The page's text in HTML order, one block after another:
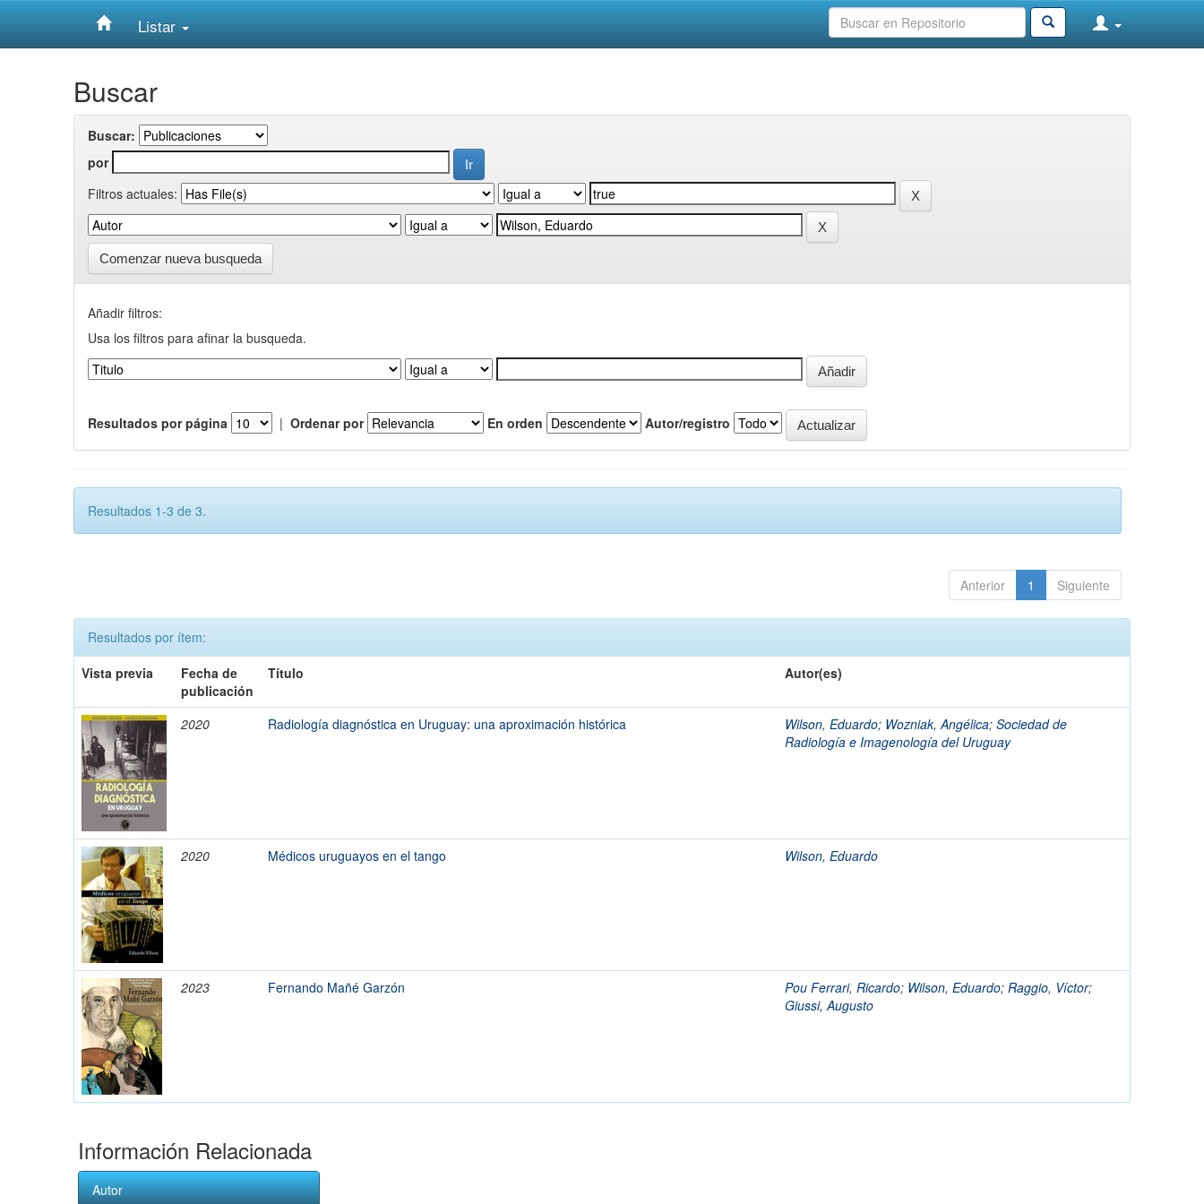
Listar
Buscar
Buscar:
por
Filtros actuales:
Comenzar nueva busqueda
Añadir filtros:
Usa los filtros para afinar la busqueda.
Resultados por página | Ordenar por En orden Autor/registro
Resultados 1-3 de 3.
Anterior 1 Siguiente
Resultados por ítem:
Vista previa
Fecha de
publicación
Título Autor(es)
2020 Radiología diagnóstica en Uruguay: una aproximación histórica Wilson, Eduardo; Wozniak, Angélica; Sociedad de
Radiología e Imagenología del Uruguay
2020 Médicos uruguayos en el tango Wilson, Eduardo
2023 Fernando Mañé Garzón Pou Ferrari, Ricardo; Wilson, Eduardo; Raggio, Víctor;
Giussi, Augusto
Información Relacionada
Autor